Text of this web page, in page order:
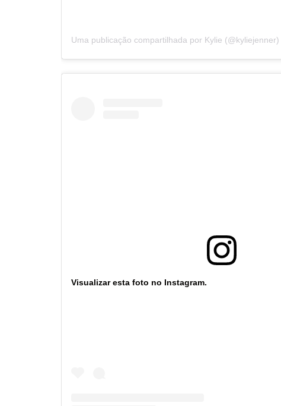
Uma publicação compartilhada por Kylie (@kyliejenner)
Visualizar esta foto no Instagram.